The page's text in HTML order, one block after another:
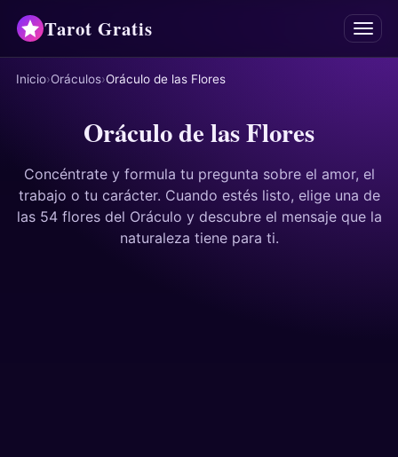
Tarot Gratis Menú
Tarot
Mancias
Astrología
Inicio Oráculos Oráculo de las Flores
Oráculo de las Flores
Concéntrate y formula tu pregunta sobre el amor, el
trabajo o tu carácter. Cuando estés listo, elige una de
las 54 flores del Oráculo y descubre el mensaje que la
naturaleza tiene para ti.